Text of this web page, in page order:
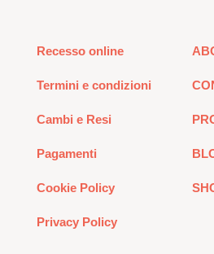
Recesso online
Termini e condizioni
Cambi e Resi
Pagamenti
Cookie Policy
Privacy Policy